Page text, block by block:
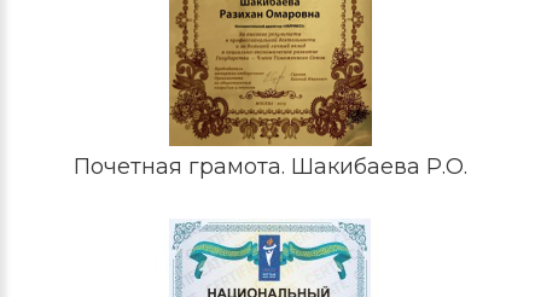
Почетная грамота. Шакибаева Р.О.